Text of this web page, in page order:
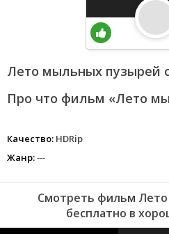
Лето мыльных пузырей
Про что фильм «Лето
Качество: HDRip
Жанр:---
Смотреть фильм
бесплатно в